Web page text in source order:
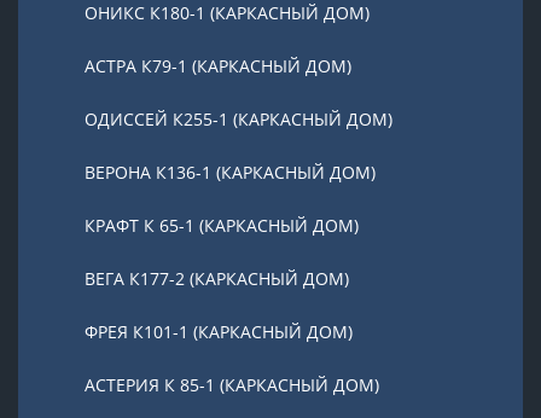
ОНИКС К180-1 (КАРКАСНЫЙ ДОМ)
АСТРА К79-1 (КАРКАСНЫЙ ДОМ)
ОДИССЕЙ К255-1 (КАРКАСНЫЙ ДОМ)
ВЕРОНА К136-1 (КАРКАСНЫЙ ДОМ)
КРАФТ К 65-1 (КАРКАСНЫЙ ДОМ)
ВЕГА К177-2 (КАРКАСНЫЙ ДОМ)
ФРЕЯ К101-1 (КАРКАСНЫЙ ДОМ)
АСТЕРИЯ К 85-1 (КАРКАСНЫЙ ДОМ)